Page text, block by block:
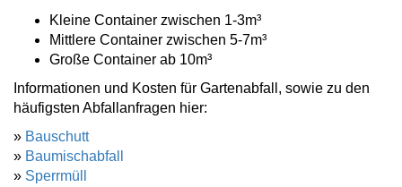
Kleine Container zwischen 1-3m³
Mittlere Container zwischen 5-7m³
Große Container ab 10m³
Informationen und Kosten für Gartenabfall, sowie zu den
häufigsten Abfallanfragen hier:
» Bauschutt
» Baumischabfall
» Sperrmüll